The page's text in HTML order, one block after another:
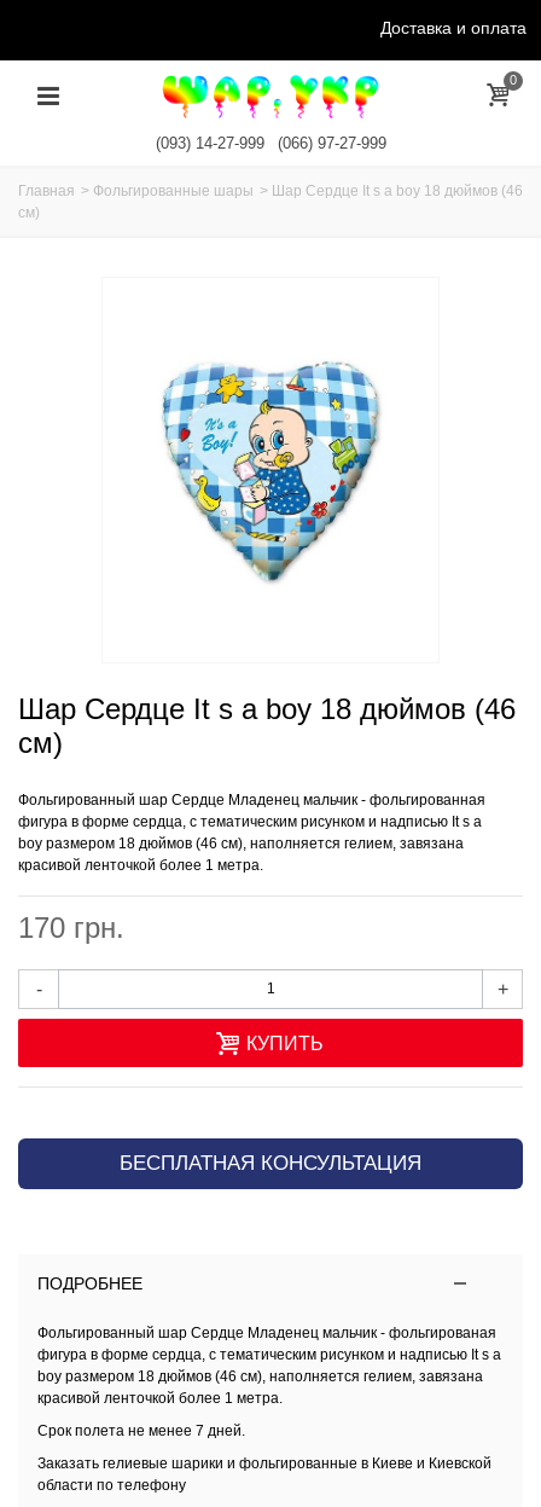
Доставка и оплата
0
(093) 14-27-999 (066) 97-27-999
Главная > Фольгированные шары > Шар Сердце It s a boy 18 дюймов (46
см)
Шар Сердце It s a boy 18 дюймов (46
см)
Фольгированный шар Сердце Младенец мальчик - фольгированная
фигура в форме сердца, с тематическим рисунком и надписью It s a
boy размером 18 дюймов (46 см), наполняется гелием, завязана
красивой ленточкой более 1 метра.
170 грн.
- +
КУПИТЬ
БЕСПЛАТНАЯ КОНСУЛЬТАЦИЯ
ПОДРОБНЕЕ
Фольгированный шар Сердце Младенец мальчик - фольгированая
фигура в форме сердца, с тематическим рисунком и надписью It s a
boy размером 18 дюймов (46 см), наполняется гелием, завязана
красивой ленточкой более 1 метра.
Срок полета не менее 7 дней.
Заказать гелиевые шарики и фольгированные в Киеве и Киевской
области по телефону